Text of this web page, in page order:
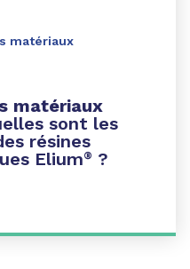
matériaux
matériaux
sont les
résines
Elium® ?